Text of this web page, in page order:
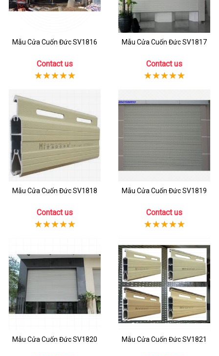
Mẫu Cửa Cuốn Đức SV1816
Contact us
Mẫu Cửa Cuốn Đức SV1817
Contact us
Mẫu Cửa Cuốn Đức SV1818
Contact us
Mẫu Cửa Cuốn Đức SV1819
Contact us
Mẫu Cửa Cuốn Đức SV1820 Mẫu Cửa Cuốn Đức SV1821